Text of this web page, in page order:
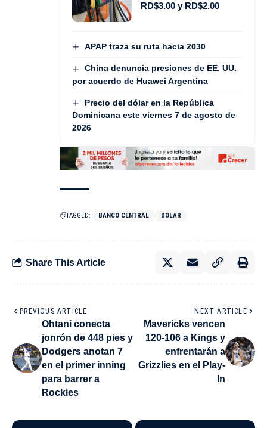
RD$3.00 y RD$2.00
APAP traza su ruta hacia 2030
China denuncia presiones de EE. UU.
por acuerdo de Huawei Argentina
Precio del dólar en la República
Dominicana este viernes 7 de agosto de
2026
TAGGED: BANCO CENTRAL DOLAR
Share This Article
PREVIOUS ARTICLE
Ohtani conecta
jonrón de 448 pies y
Dodgers anotan 7
en el primer inning
para barrer a
Rockies
NEXT ARTICLE
Mavericks vencen
120-106 a Kings y
enfrentarán a
Grizzlies en el Play-
In